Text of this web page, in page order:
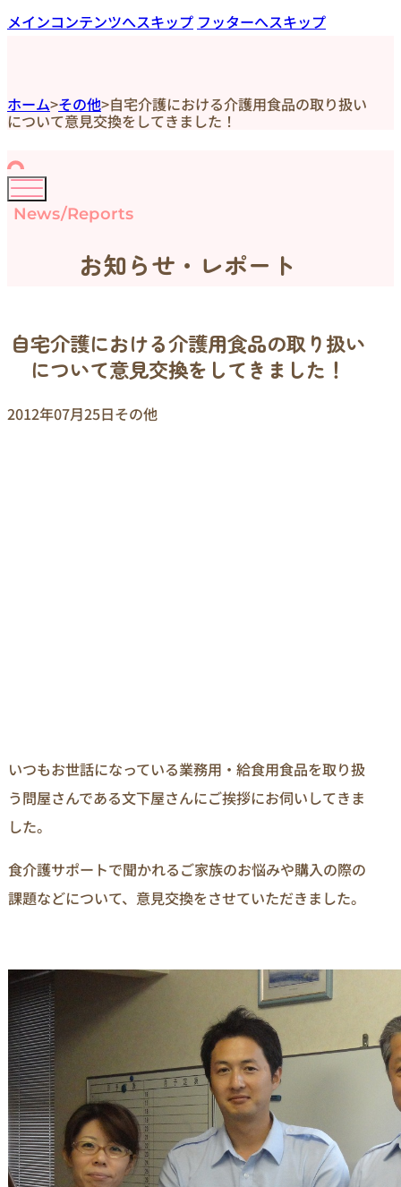
メインコンテンツへスキップ フッターへスキップ
ホーム>その他>自宅介護における介護用食品の取り扱い
について意見交換をしてきました！
News/Reports
お知らせ・レポート
自宅介護における介護用食品の取り扱い
について意見交換をしてきました！
2012年07月25日その他
いつもお世話になっている業務用・給食用食品を取り扱
う問屋さんである文下屋さんにご挨拶にお伺いしてきま
した。
食介護サポートで聞かれるご家族のお悩みや購入の際の
課題などについて、意見交換をさせていただきました。